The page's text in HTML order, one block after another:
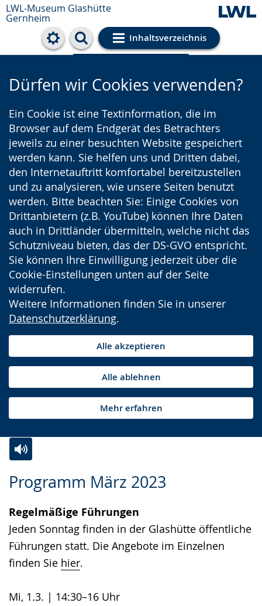
LWL-Museum Glashütte
Gernheim
Inhaltsverzeichnis
Cookie-Einstellungen
Dürfen wir Cookies verwenden?
Ein Cookie ist eine Textinformation, die im
Browser auf dem Endgerät des Betrachters
jeweils zu einer besuchten Website gespeichert
werden kann. Sie helfen uns und Dritten dabei,
den Internetauftritt komfortabel bereitzustellen
und zu analysieren, wie unsere Seiten benutzt
werden. Bitte beachten Sie: Einige Cookies von
Drittanbietern (z.B. YouTube) können Ihre Daten
auch in Drittländer übermitteln, welche nicht das
Schutzniveau bieten, das der DS-GVO entspricht.
Sie können Ihre Einwilligung jederzeit über die
Cookie-Einstellungen unten auf der Seite
widerrufen.
Weitere Informationen finden Sie in unserer
Datenschutzerklärung.
Alle akzeptieren
Alle ablehnen
Mehr erfahren
Programm März 2023
Regelmäßige Führungen
Jeden Sonntag finden in der Glashütte öffentliche
Führungen statt. Die Angebote im Einzelnen
finden Sie hier.
Mi, 1.3. | 14:30–16 Uhr
Leichten
wechseln.
Audio-
Video
Deutscher
Gebärdensprache
wird
angezeigt.